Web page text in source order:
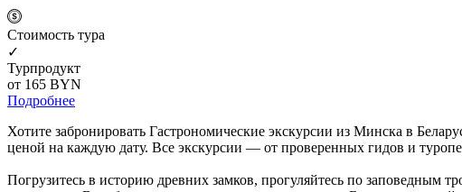
Cтоимость тура
✓
Турпродукт
от 165 BYN
Подробнее
Хотите забронировать Гастрономические экскурсии из Минска в
ценой на каждую дату. Все экскурсии — от проверенных гидов и
Погрузитесь в историю древних замков, прогуляйтесь по заповедным